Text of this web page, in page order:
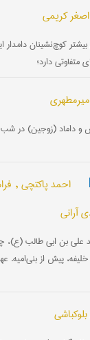
اصغر کریمی
كوچ‌نشینان دامدار
متفاوتی دارد؛
و داماد (زوجین) در
| احمد پاکتچی ,
آرانی
علی بن ابی طالب (ع)،
پیش از بنی‌امیه.